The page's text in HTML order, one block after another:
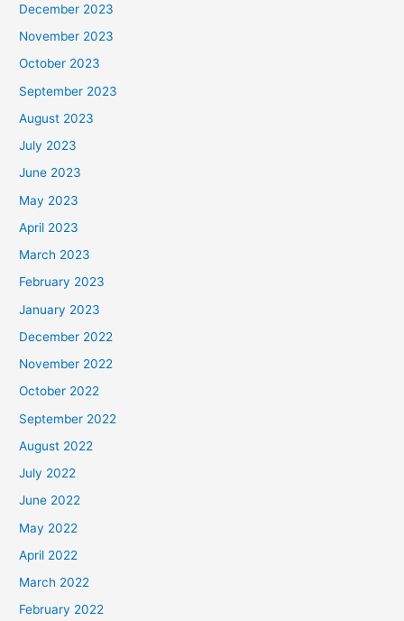
December 2023
November 2023
October 2023
September 2023
August 2023
July 2023
June 2023
May 2023
April 2023
March 2023
February 2023
January 2023
December 2022
November 2022
October 2022
September 2022
August 2022
July 2022
June 2022
May 2022
April 2022
March 2022
February 2022